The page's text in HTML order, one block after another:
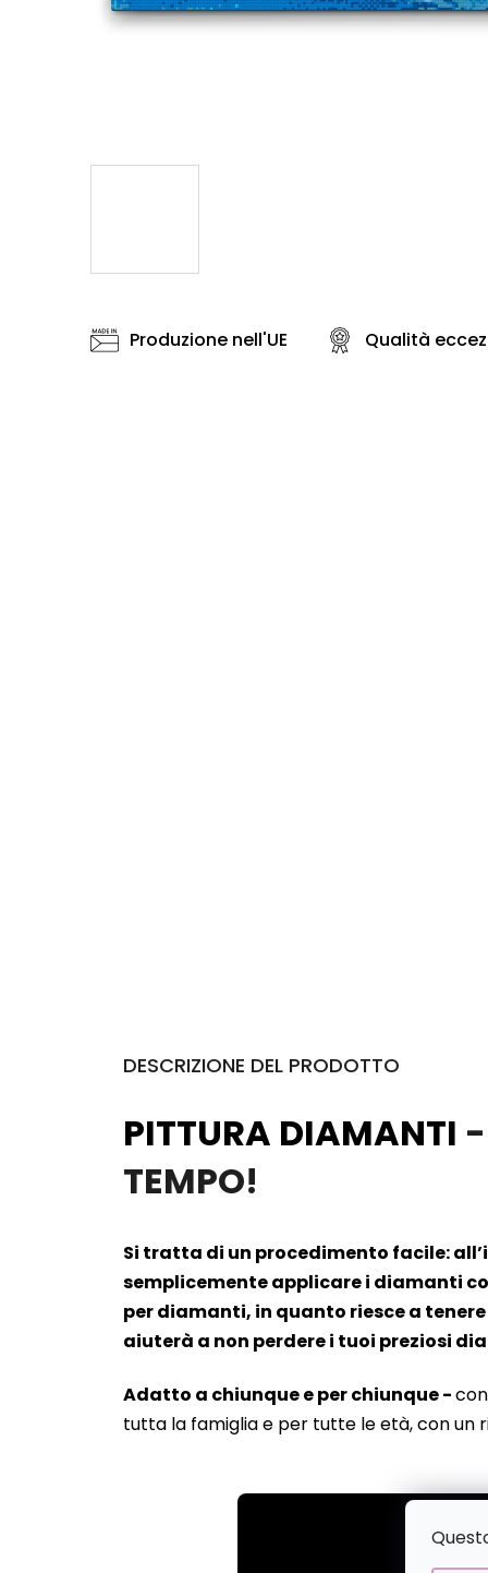
Produzione nell'UE Qualità
DESCRIZIONE DEL PRODOTTO
PITTURA DIAMANTI -
TEMPO!
Si tratta di un procedimento facile:
semplicemente applicare i diamanti
per diamanti, in quanto riesce a
aiuterà a non perdere i tuoi preziosi
Adatto a chiunque e per chiunque -
tutta la famiglia e per tutte le età, con un